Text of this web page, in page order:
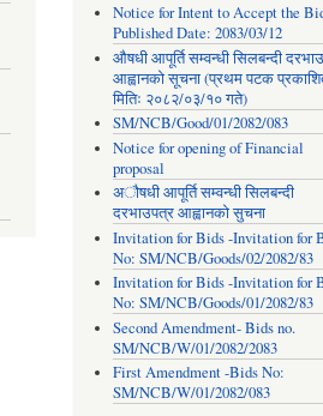
Notice for Intent to Accept the
Published Date: 2083/03/12
औषधी आपूर्ति सम्वन्धी सिलबन्दी
आह्वानको सूचना (प्रथम पटक
मितिः २०८२/०३/१० गते)
SM/NCB/Good/01/2082/083
Notice for opening of Financial
proposal
अौषधी आपूर्ति सम्वन्धी सिलबन्दी
दरभाउपत्र आह्वानको सुचना
Invitation for Bids -Invitation for
No: SM/NCB/Goods/02/2082/83
Invitation for Bids -Invitation for
No: SM/NCB/Goods/01/2082/83
Second Amendment- Bids no.
SM/NCB/W/01/2082/2083
First Amendment -Bids No:
SM/NCB/W/01/2082/083